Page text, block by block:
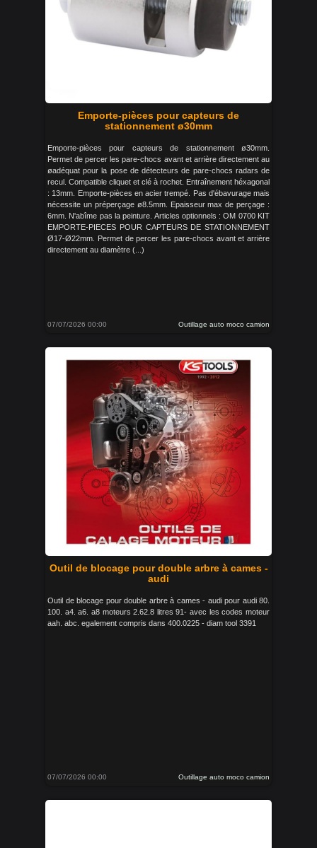
Emporte-pièces pour capteurs de
stationnement ø30mm
Emporte-pièces pour capteurs de stationnement ø30mm.
Permet de percer les pare-chocs avant et arrière directement au
øadéquat pour la pose de détecteurs de pare-chocs radars de
recul. Compatible cliquet et clé à rochet. Entraînement héxagonal
: 13mm. Emporte-pièces en acier trempé. Pas d'ébavurage mais
nécessite un préperçage ø8.5mm. Epaisseur max de perçage :
6mm. N'abîme pas la peinture. Articles optionnels : OM 0700 KIT
EMPORTE-PIECES POUR CAPTEURS DE STATIONNEMENT
Ø17-Ø22mm. Permet de percer les pare-chocs avant et arrière
directement au diamètre (...)
07/07/2026 00:00 Outillage auto moco camion
Outil de blocage pour double arbre à cames -
audi
Outil de blocage pour double arbre à cames - audi pour audi 80.
100. a4. a6. a8 moteurs 2.62.8 litres 91- avec les codes moteur
aah. abc. egalement compris dans 400.0225 - diam tool 3391
07/07/2026 00:00 Outillage auto moco camion